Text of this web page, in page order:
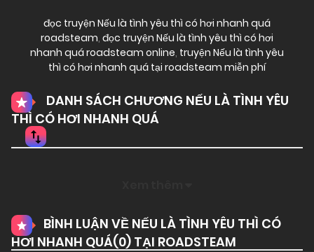
đọc truyện Nếu là tình yêu thì có hơi nhanh quá
roadsteam, đọc truyện Nếu là tình yêu thì có hơi
nhanh quá roadsteam online, truyện Nếu là tình yêu
thì có hơi nhanh quá tại roadsteam miễn phí
DANH SÁCH CHƯƠNG NẾU LÀ TÌNH YÊU
THÌ CÓ HƠI NHANH QUÁ
BÌNH LUẬN VỀ NẾU LÀ TÌNH YÊU THÌ CÓ
HƠI NHANH QUÁ(0) TẠI ROADSTEAM